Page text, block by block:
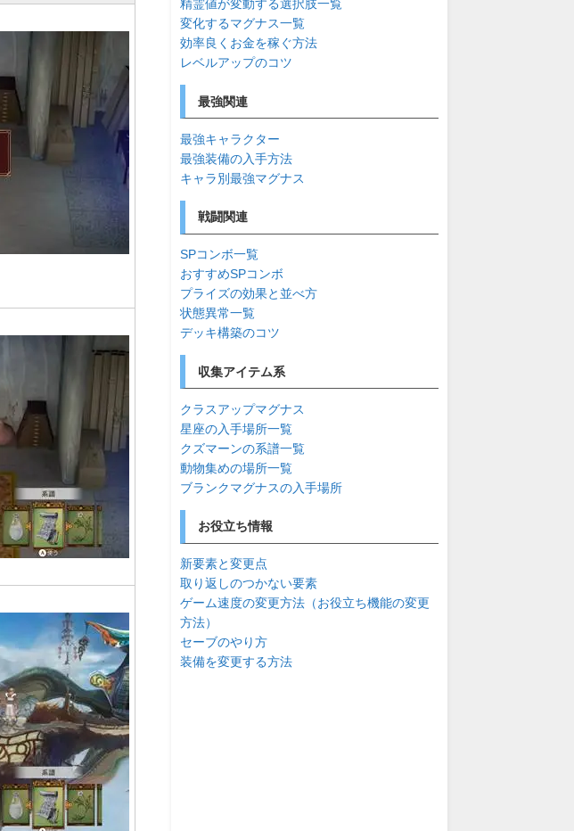
精霊値が変動する選択肢一覧
変化するマグナス一覧
効率良くお金を稼ぐ方法
レベルアップのコツ
最強関連
最強キャラクター
最強装備の入手方法
キャラ別最強マグナス
戦闘関連
SPコンボ一覧
おすすめSPコンボ
プライズの効果と並べ方
状態異常一覧
デッキ構築のコツ
収集アイテム系
クラスアップマグナス
星座の入手場所一覧
クズマーンの系譜一覧
動物集めの場所一覧
ブランクマグナスの入手場所
お役立ち情報
新要素と変更点
取り返しのつかない要素
ゲーム速度の変更方法（お役立ち機能の変更
方法）
セーブのやり方
装備を変更する方法